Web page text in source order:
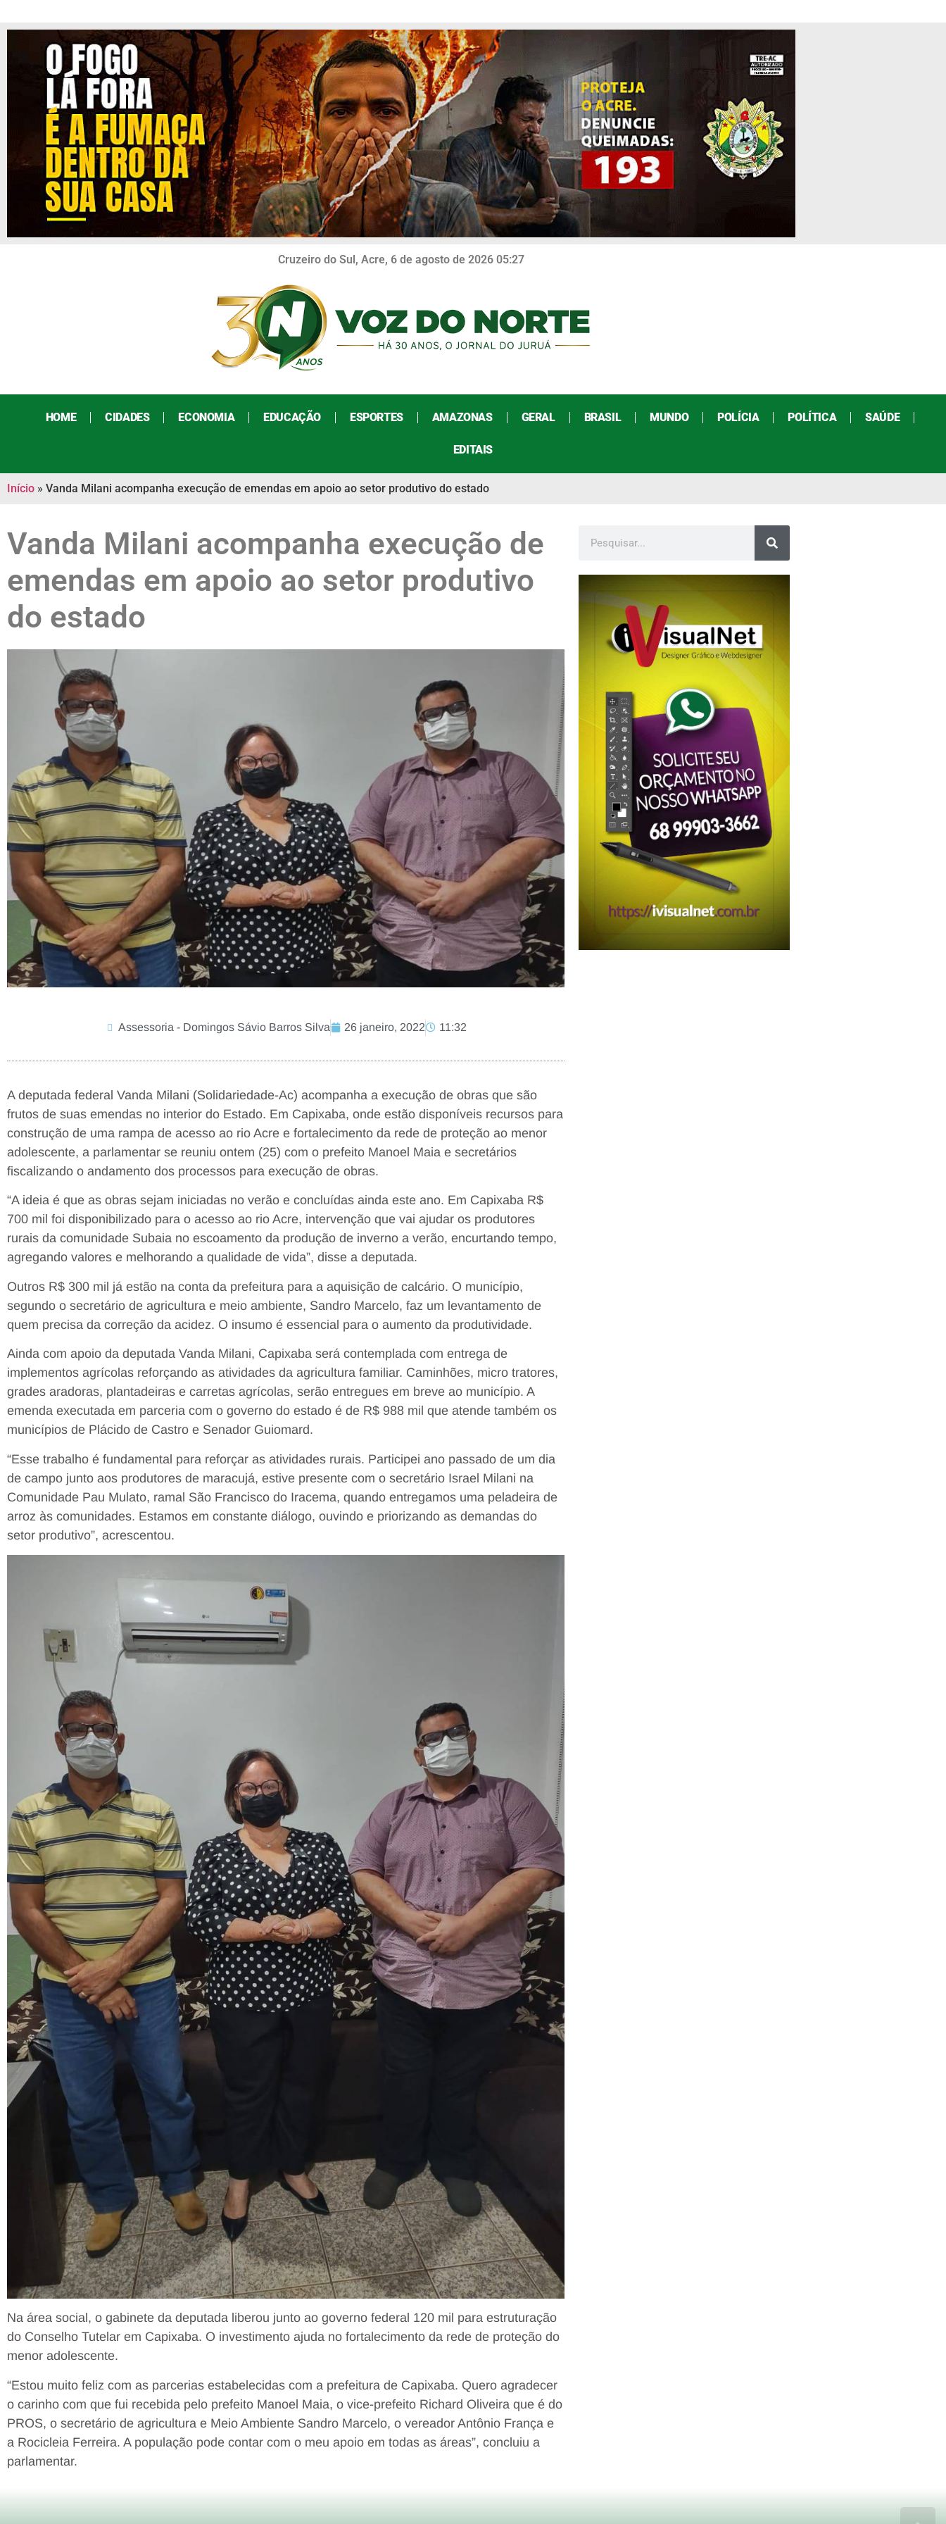
Cruzeiro do Sul, Acre, 6 de agosto de 2026 05:27
HOME CIDADES ECONOMIA EDUCAÇÃO ESPORTES AMAZONAS GERAL BRASIL MUNDO POLÍCIA POLÍTICA SAÚDE
EDITAIS
Início » Vanda Milani acompanha execução de emendas em apoio ao setor produtivo do estado
Vanda Milani acompanha execução de
emendas em apoio ao setor produtivo
do estado
Assessoria - Domingos Sávio Barros Silva 26 janeiro, 2022 11:32
A deputada federal Vanda Milani (Solidariedade-Ac) acompanha a execução de obras que são
frutos de suas emendas no interior do Estado. Em Capixaba, onde estão disponíveis recursos para
construção de uma rampa de acesso ao rio Acre e fortalecimento da rede de proteção ao menor
adolescente, a parlamentar se reuniu ontem (25) com o prefeito Manoel Maia e secretários
fiscalizando o andamento dos processos para execução de obras.
“A ideia é que as obras sejam iniciadas no verão e concluídas ainda este ano. Em Capixaba R$
700 mil foi disponibilizado para o acesso ao rio Acre, intervenção que vai ajudar os produtores
rurais da comunidade Subaia no escoamento da produção de inverno a verão, encurtando tempo,
agregando valores e melhorando a qualidade de vida”, disse a deputada.
Outros R$ 300 mil já estão na conta da prefeitura para a aquisição de calcário. O município,
segundo o secretário de agricultura e meio ambiente, Sandro Marcelo, faz um levantamento de
quem precisa da correção da acidez. O insumo é essencial para o aumento da produtividade.
Ainda com apoio da deputada Vanda Milani, Capixaba será contemplada com entrega de
implementos agrícolas reforçando as atividades da agricultura familiar. Caminhões, micro tratores,
grades aradoras, plantadeiras e carretas agrícolas, serão entregues em breve ao município. A
emenda executada em parceria com o governo do estado é de R$ 988 mil que atende também os
municípios de Plácido de Castro e Senador Guiomard.
“Esse trabalho é fundamental para reforçar as atividades rurais. Participei ano passado de um dia
de campo junto aos produtores de maracujá, estive presente com o secretário Israel Milani na
Comunidade Pau Mulato, ramal São Francisco do Iracema, quando entregamos uma peladeira de
arroz às comunidades. Estamos em constante diálogo, ouvindo e priorizando as demandas do
setor produtivo”, acrescentou.
Na área social, o gabinete da deputada liberou junto ao governo federal 120 mil para estruturação
do Conselho Tutelar em Capixaba. O investimento ajuda no fortalecimento da rede de proteção do
menor adolescente.
“Estou muito feliz com as parcerias estabelecidas com a prefeitura de Capixaba. Quero agradecer
o carinho com que fui recebida pelo prefeito Manoel Maia, o vice-prefeito Richard Oliveira que é do
PROS, o secretário de agricultura e Meio Ambiente Sandro Marcelo, o vereador Antônio França e
a Rocicleia Ferreira. A população pode contar com o meu apoio em todas as áreas”, concluiu a
parlamentar.